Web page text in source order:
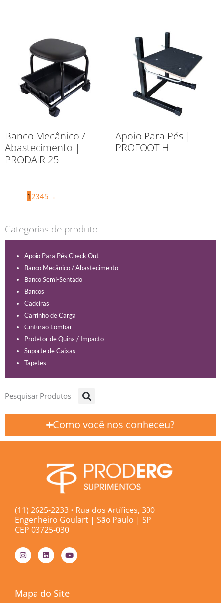
Banco Mecânico /
Abastecimento |
PRODAIR 25
Apoio Para Pés |
PROFOOT H
12345 →
Categorias de produto
Apoio Para Pés Check Out
Banco Mecânico / Abastecimento
Banco Semi-Sentado
Bancos
Cadeiras
Carrinho de Carga
Cinturão Lombar
Protetor de Quina / Impacto
Suporte de Caixas
Tapetes
Pesquisar Produtos
Como você nos conheceu?
(11) 2625-2233 • Rua dos Artífices, 300
Engenheiro Goulart | São Paulo | SP
CEP 03725-030
I
n
s
r
a
L
i
n
i
n
Y
o
u
e
Mapa do Site